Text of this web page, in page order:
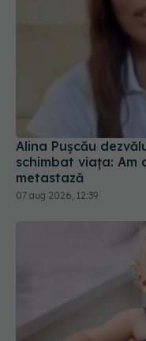
Alina Pușcău
schimbat viața: Am
metastază
07 aug 2026, 12:39